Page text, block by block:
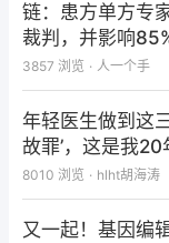
图2-1：例二腹壁
链：患方单方专
裁判，并影响
3857 浏览 · 人一个手
年轻医生做到这
故罪’，这是我20
8010 浏览 · hlht胡海涛
又一起！基因编